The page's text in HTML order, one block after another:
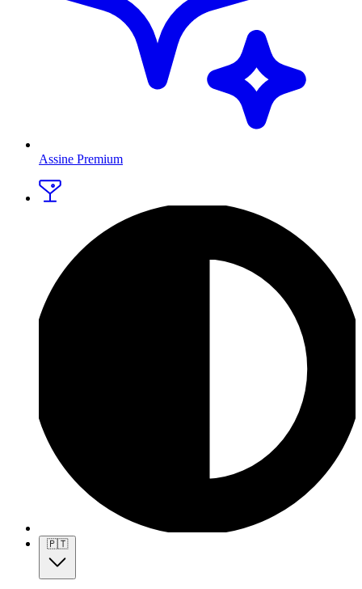
Assine Premium
🇵🇹